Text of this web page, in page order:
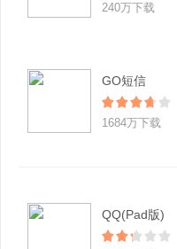
240万下载
GO短信
1684万下载
QQ(Pad版)